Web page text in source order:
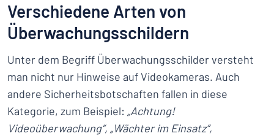
Verschiedene Arten von
Überwachungsschildern
Unter dem Begriff Überwachungsschilder versteht
man nicht nur Hinweise auf Videokameras. Auch
andere Sicherheitsbotschaften fallen in diese
Kategorie, zum Beispiel: „Achtung!
Videoüberwachung“, „Wächter im Einsatz“,